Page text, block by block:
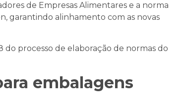
de Empresas Alimentares e a norma
garantindo alinhamento com as novas
do processo de elaboração de normas do
embalagens